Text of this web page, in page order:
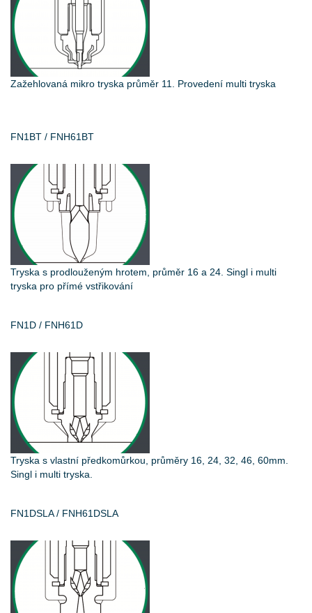
Zažehlovaná mikro tryska průměr 11. Provedení multi tryska
FN1BT / FNH61BT
Tryska s prodlouženým hrotem, průměr 16 a 24. Singl i multi
tryska pro přímé vstřikování
FN1D / FNH61D
Tryska s vlastní předkomůrkou, průměry 16, 24, 32, 46, 60mm.
Singl i multi tryska.
FN1DSLA / FNH61DSLA